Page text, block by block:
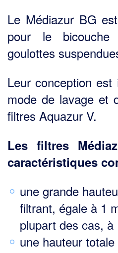
Le Médiazur BG
pour le
goulottes
Leur conception est
mode de lavage et
filtres Aquazur V.
Les filtres
caractéristiques
une grande
filtrant, égale à 1
plupart des cas, à
une hauteur